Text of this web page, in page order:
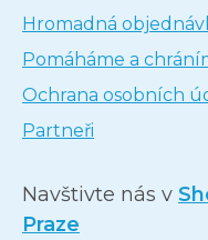
Hromadná
Pomáháme a
Ochrana osobních
Partneři
Navštivte nás v
Praze